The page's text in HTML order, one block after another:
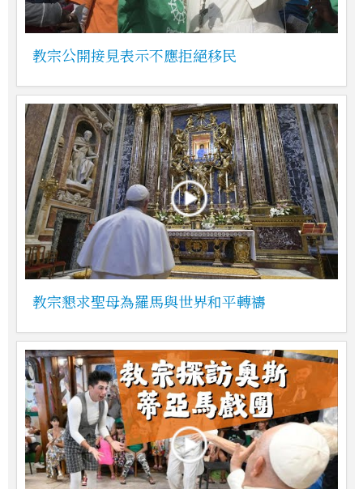
教宗公開接見表示不應拒絕移民
教宗懇求聖母為羅馬與世界和平轉禱